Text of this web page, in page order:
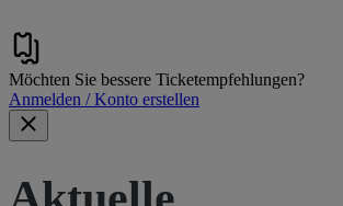
Möchten Sie bessere Ticketempfehlungen?
Anmelden / Konto erstellen